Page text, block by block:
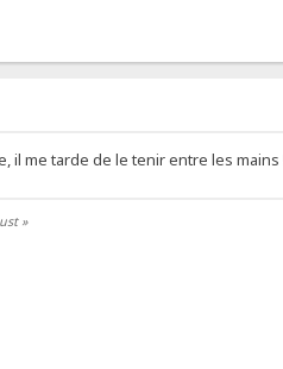
il me tarde de le tenir entre les mains
»